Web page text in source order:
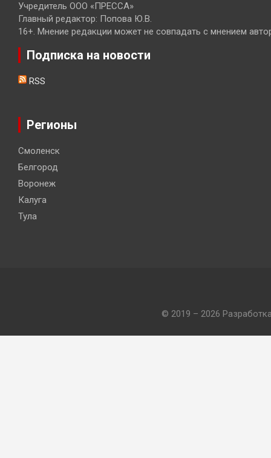
Учредитель ООО «ПРЕССА»
Главный редактор: Попова Ю.В.
16+. Мнение редакции может не совпадать с мнением
Подписка на новости
RSS
Регионы
Смоленск
Белгород
Воронеж
Калуга
Тула
© 2019 – 2026